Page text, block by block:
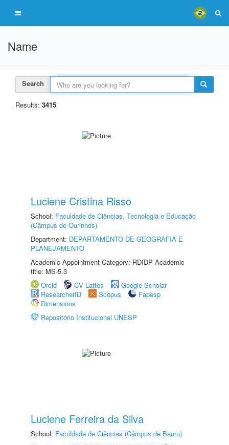
Name
Search
Results: 3415
Luciene Cristina Risso
School: Faculdade de Ciências, Tecnologia e Educação
(Câmpus de Ourinhos)
Department: DEPARTAMENTO DE GEOGRAFIA E
PLANEJAMENTO
Academic Appointment Category: RDIDP Academic
title: MS-5.3
Orcid
CV Lattes
Google Scholar
ResearcherID
Scopus
Fapesp
Dimensions
Repositório Institucional UNESP
Luciene Ferreira da Silva
School: Faculdade de Ciências (Câmpus de Bauru)